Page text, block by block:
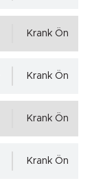
Krank Ön
Krank Ön
Krank Ön
Krank Ön